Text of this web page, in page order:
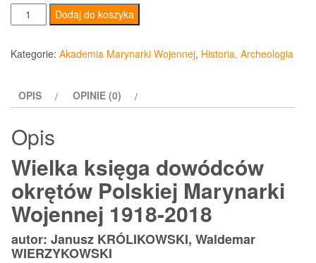
ilość
Wielka
księga
dowódców
Polskiej
Wojennej
1918-
2018
Dodaj do koszyka
Kategorie: Akademia Marynarki Wojennej, Historia, Archeologia
OPIS OPINIE (0)
Opis
Wielka księga dowódców
okrętów Polskiej Marynarki
Wojennej 1918-2018
autor: Janusz KRÓLIKOWSKI, Waldemar
WIERZYKOWSKI